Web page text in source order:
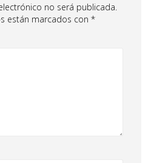
no será publicada.
están marcados con *